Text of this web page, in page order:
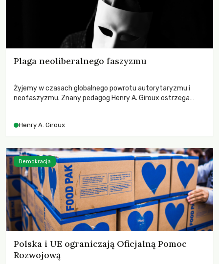
Plaga neoliberalnego faszyzmu
Żyjemy w czasach globalnego powrotu autorytaryzmu i
neofaszyzmu. Znany pedagog Henry A. Giroux ostrzega
wychowają świadomych obywateli?
Henry A. Giroux
Polska i UE ograniczają Oficjalną Pomoc
Rozwojową
Demokracja